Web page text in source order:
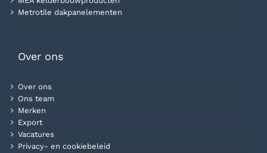
Metrotile dakpanelementen
Over ons
Over ons
Ons team
Merken
Export
Vacatures
Privacy- en cookiebeleid